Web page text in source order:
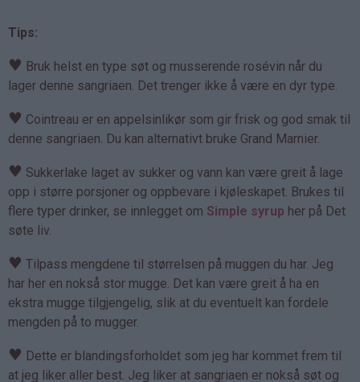
Tips:
♥ Bruk helst en type søt og musserende rosévin når du
lager denne sangriaen. Det trenger ikke å være en dyr type.
♥ Cointreau er en appelsinlikør som gir frisk og god smak til
denne sangriaen. Du kan alternativt bruke Grand Marnier.
♥ Sukkerlake laget av sukker og vann kan være greit å lage
opp i større porsjoner og oppbevare i kjøleskapet. Brukes til
flere typer drinker, se innlegget om Simple syrup her på Det
søte liv.
♥ Tilpass mengdene til størrelsen på muggen du har. Jeg
har her en nokså stor mugge. Det kan være greit å ha en
ekstra mugge tilgjengelig, slik at du eventuelt kan fordele
mengden på to mugger.
♥ Dette er blandingsforholdet som jeg har kommet frem til
at jeg liker aller best. Jeg liker at sangriaen er nokså søt og